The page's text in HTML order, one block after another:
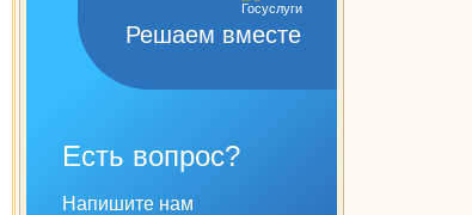
Решаем вместе
Есть вопрос?
Напишите нам